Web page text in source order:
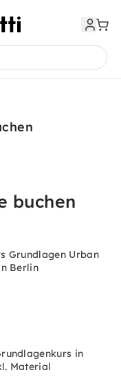
buchen
Grundlagen Urban
Berlin
in
Material